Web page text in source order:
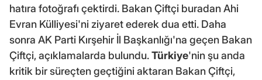
hatıra fotoğrafı çektirdi. Bakan Çiftçi buradan Ahi
Evran Külliyesi'ni ziyaret ederek dua etti. Daha
sonra AK Parti Kırşehir İl Başkanlığı'na geçen Bakan
Çiftçi, açıklamalarda bulundu.Türkiye'nin şu anda
kritik bir süreçten geçtiğini aktaran Bakan Çiftçi,